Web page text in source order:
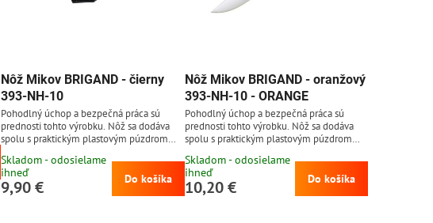
Nôž Mikov BRIGAND - čierny
393-NH-10
Pohodlný úchop a bezpečná práca sú
prednosti tohto výrobku. Nôž sa dodáva
spolu s praktickým plastovým púzdrom
na opasku.
Skladom - odosielame
ihneď
9,90 € Do košíka
Nôž Mikov BRIGAND - oranžový
393-NH-10 - ORANGE
Pohodlný úchop a bezpečná práca sú
prednosti tohto výrobku. Nôž sa dodáva
spolu s praktickým plastovým púzdrom
na opasku.
Skladom - odosielame
ihneď
10,20 € Do košíka